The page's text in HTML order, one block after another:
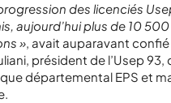
des licenciés
aujourd’hui plus de 10 500
», avait auparavant
président de l’Usep 93,
départemental EPS et